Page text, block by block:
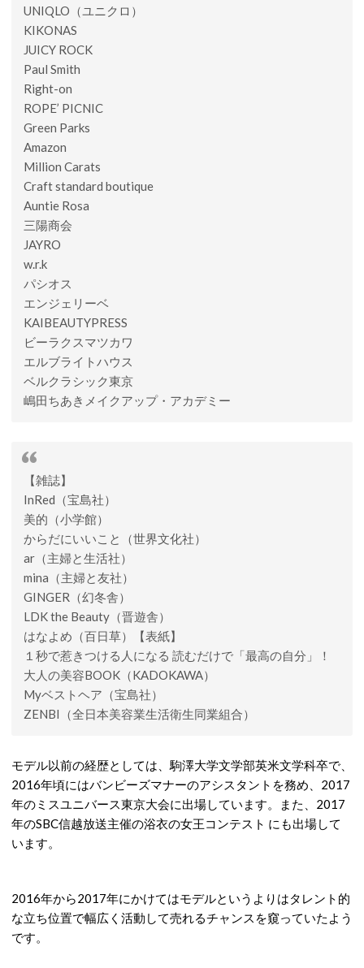
UNIQLO（ユニクロ）
KIKONAS
JUICY ROCK
Paul Smith
Right-on
ROPE’ PICNIC
Green Parks
Amazon
Million Carats
Craft standard boutique
Auntie Rosa
三陽商会
JAYRO
w.r.k
パシオス
エンジェリーベ
KAIBEAUTYPRESS
ビーラクスマツカワ
エルブライトハウス
ベルクラシック東京
嶋田ちあきメイクアップ・アカデミー
【雑誌】
InRed（宝島社）
美的（小学館）
からだにいいこと（世界文化社）
ar（主婦と生活社）
mina（主婦と友社）
GINGER（幻冬舎）
LDK the Beauty（晋遊舎）
はなよめ（百日草）【表紙】
１秒で惹きつける人になる 読むだけで「最高の自分」！
大人の美容BOOK（KADOKAWA）
Myベストヘア（宝島社）
ZENBI（全日本美容業生活衛生同業組合）
モデル以前の経歴としては、駒澤大学文学部英米文学科卒で、
2016年頃にはバンビーズマナーのアシスタントを務め、2017
年のミスユニバース東京大会に出場しています。また、2017
年のSBC信越放送主催の浴衣の女王コンテスト にも出場して
います。
2016年から2017年にかけてはモデルというよりはタレント的
な立ち位置で幅広く活動して売れるチャンスを窺っていたよう
です。